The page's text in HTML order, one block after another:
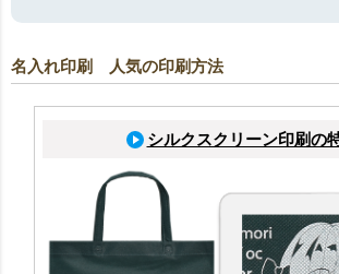
名入れ印刷 人気の印刷方法
シルクスクリーン印刷の